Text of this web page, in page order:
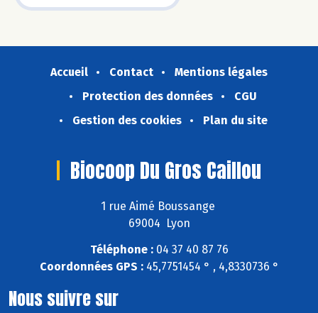
Accueil Contact
Mentions légales
Protection des données
CGU
Gestion des cookies
Plan du site
Biocoop Du Gros Caillou
1 rue Aimé Boussange
69004 Lyon
Téléphone :04 37 40 87 76
Coordonnées GPS :45,7751454 ° , 4,8330736 °
Nous suivre sur